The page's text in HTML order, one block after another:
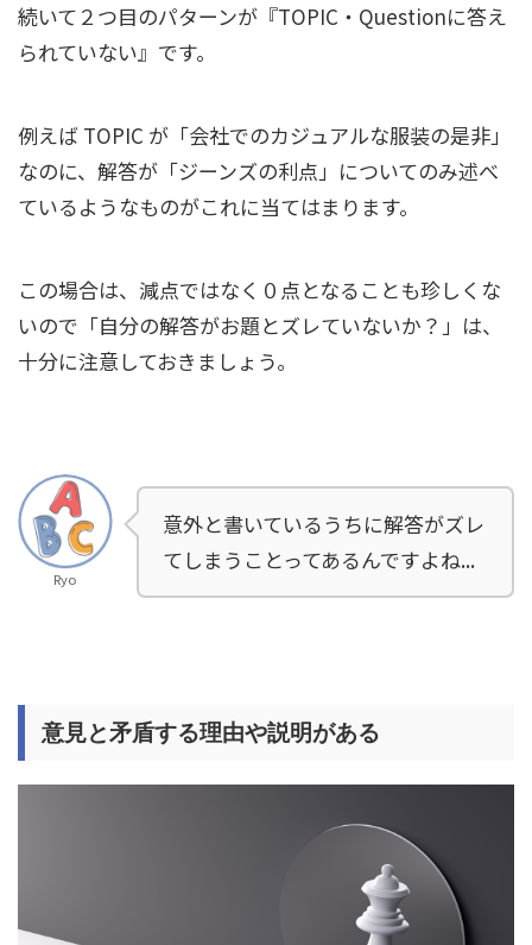
続いて２つ目のパターンが『TOPIC・Questionに答え
られていない』です。
例えば TOPIC が「会社でのカジュアルな服装の是非」
なのに、解答が「ジーンズの利点」についてのみ述べ
ているようなものがこれに当てはまります。
この場合は、減点ではなく０点となることも珍しくな
いので「自分の解答がお題とズレていないか？」は、
十分に注意しておきましょう。
Ryo
意外と書いているうちに解答がズレ
てしまうことってあるんですよね...
意見と矛盾する理由や説明がある